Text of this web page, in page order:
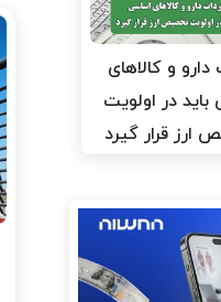
دارو و کالاهای
باید در اولویت
ارز قرار گیرد